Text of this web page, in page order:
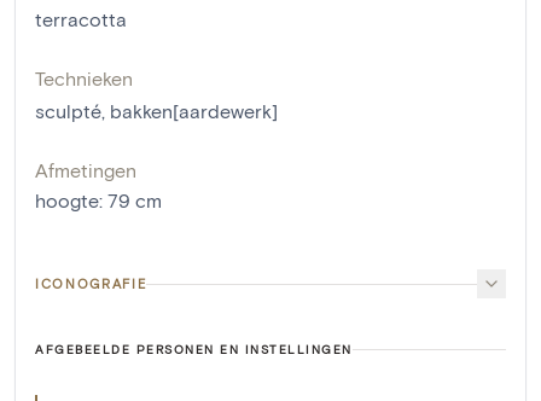
terracotta
Technieken
sculpté, bakken[aardewerk]
Afmetingen
hoogte: 79 cm
ICONOGRAFIE
AFGEBEELDE PERSONEN EN INSTELLINGEN